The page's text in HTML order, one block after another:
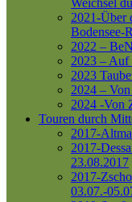
2021-Über
Bodensee-
2022 –
2023 – Auf
2023
2024 –
2024 -Von
Touren durch
2017-
2017-
23.08.2017
2017-
03.07.-